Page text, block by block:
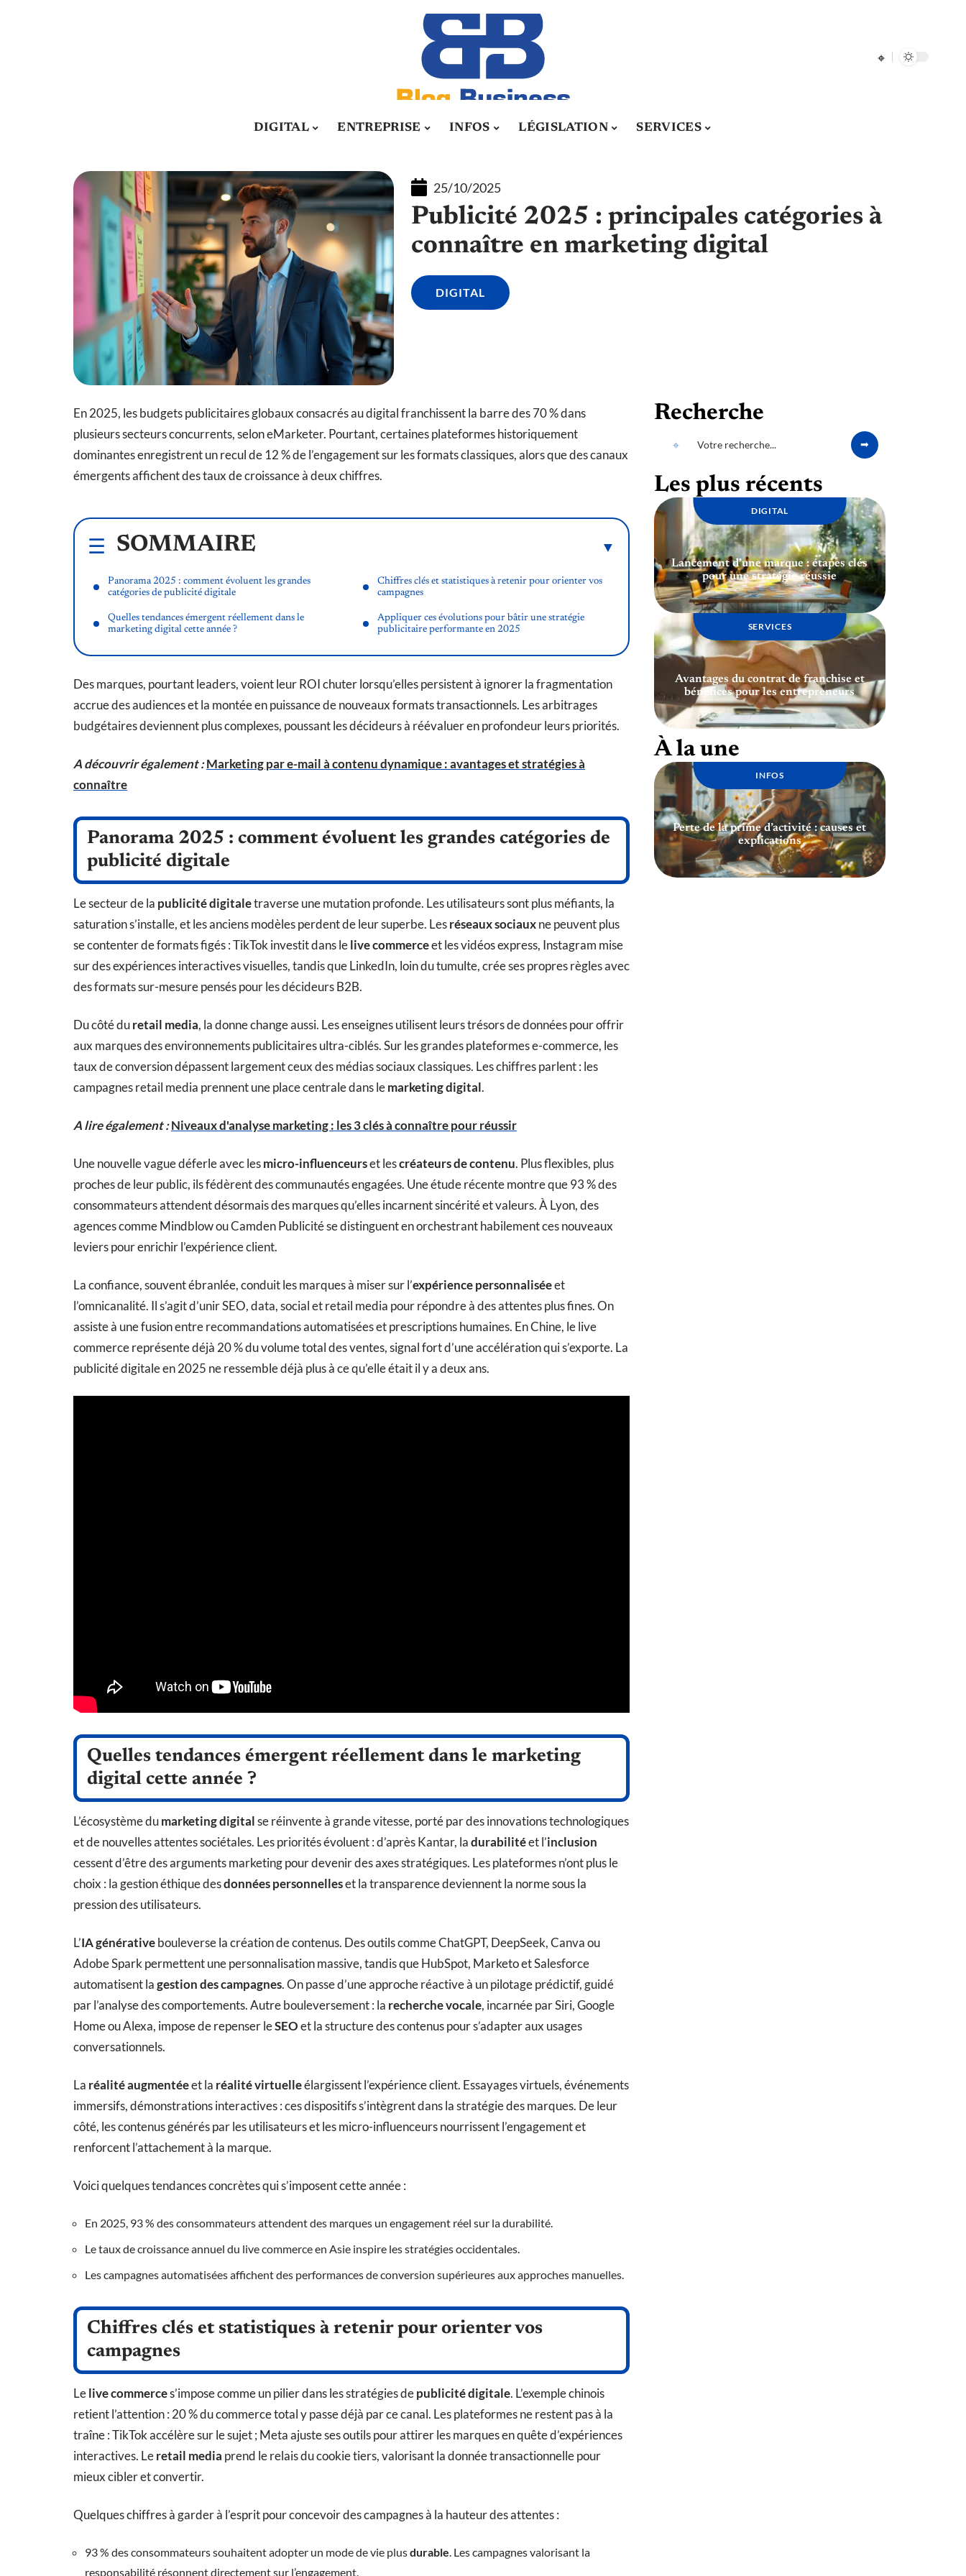
DIGITAL ENTREPRISE INFOS LÉGISLATION SERVICES
25/10/2025
Publicité 2025 : principales catégories à
connaître en marketing digital
DIGITAL
En 2025, les budgets publicitaires globaux consacrés au digital franchissent la barre des 70 % dans
plusieurs secteurs concurrents, selon eMarketer. Pourtant, certaines plateformes historiquement
dominantes enregistrent un recul de 12 % de l’engagement sur les formats classiques, alors que des canaux
émergents affichent des taux de croissance à deux chiffres.
SOMMAIRE
Panorama 2025 : comment évoluent les grandes
catégories de publicité digitale
Quelles tendances émergent réellement dans le
marketing digital cette année ?
Chiffres clés et statistiques à retenir pour orienter vos
campagnes
Appliquer ces évolutions pour bâtir une stratégie
publicitaire performante en 2025
Des marques, pourtant leaders, voient leur ROI chuter lorsqu’elles persistent à ignorer la fragmentation
accrue des audiences et la montée en puissance de nouveaux formats transactionnels. Les arbitrages
budgétaires deviennent plus complexes, poussant les décideurs à réévaluer en profondeur leurs priorités.
A découvrir également :Marketing par e-mail à contenu dynamique : avantages et stratégies à
connaître
Panorama 2025 : comment évoluent les grandes catégories de
publicité digitale
Le secteur de la publicité digitaletraverse une mutation profonde. Les utilisateurs sont plus méfiants, la
saturation s’installe, et les anciens modèles perdent de leur superbe. Lesréseaux sociauxne peuvent plus
se contenter de formats figés : TikTok investit dans lelive commerceet les vidéos express, Instagram mise
sur des expériences interactives visuelles, tandis que LinkedIn, loin du tumulte, crée ses propres règles avec
des formats sur-mesure pensés pour les décideurs B2B.
Du côté duretail media, la donne change aussi. Les enseignes utilisent leurs trésors de données pour offrir
aux marques des environnements publicitaires ultra-ciblés. Sur les grandes plateformes e-commerce, les
taux de conversion dépassent largement ceux des médias sociaux classiques. Les chiffres parlent : les
campagnes retail media prennent une place centrale dans lemarketing digital.
A lire également :Niveaux d'analyse marketing : les 3 clés à connaître pour réussir
Une nouvelle vague déferle avec lesmicro-influenceurset lescréateurs de contenu. Plus flexibles, plus
proches de leur public, ils fédèrent des communautés engagées. Une étude récente montre que 93 % des
consommateurs attendent désormais des marques qu’elles incarnent sincérité et valeurs. À Lyon, des
agences comme Mindblow ou Camden Publicité se distinguent en orchestrant habilement ces nouveaux
leviers pour enrichir l’expérience client.
La confiance, souvent ébranlée, conduit les marques à miser sur l’expérience personnaliséeet
l’omnicanalité. Il s’agit d’unir SEO, data, social et retail media pour répondre à des attentes plus fines. On
assiste à une fusion entre recommandations automatisées et prescriptions humaines. En Chine, le live
commerce représente déjà 20 % du volume total des ventes, signal fort d’une accélération qui s’exporte. La
publicité digitale en 2025 ne ressemble déjà plus à ce qu’elle était il y a deux ans.
Quelles tendances émergent réellement dans le marketing
digital cette année ?
L’écosystème dumarketing digitalse réinvente à grande vitesse, porté par des innovations technologiques
et de nouvelles attentes sociétales. Les priorités évoluent : d’après Kantar, ladurabilitéet l’inclusion
cessent d’être des arguments marketing pour devenir des axes stratégiques. Les plateformes n’ont plus le
choix : la gestion éthique desdonnées personnelleset la transparence deviennent la norme sous la
pression des utilisateurs.
L’IA générativebouleverse la création de contenus. Des outils comme ChatGPT, DeepSeek, Canva ou
Adobe Spark permettent une personnalisation massive, tandis que HubSpot, Marketo et Salesforce
automatisent lagestion des campagnes. On passe d’une approche réactive à un pilotage prédictif, guidé
par l’analyse des comportements. Autre bouleversement : la recherche vocale, incarnée par Siri, Google
Home ou Alexa, impose de repenser leSEOet la structure des contenus pour s’adapter aux usages
conversationnels.
La réalité augmentéeet la réalité virtuelleélargissent l’expérience client. Essayages virtuels, événements
immersifs, démonstrations interactives : ces dispositifs s’intègrent dans la stratégie des marques. De leur
côté, les contenus générés par les utilisateurs et les micro-influenceurs nourrissent l’engagement et
renforcent l’attachement à la marque.
Voici quelques tendances concrètes qui s’imposent cette année :
En 2025, 93 % des consommateurs attendent des marques un engagement réel sur la durabilité.
Le taux de croissance annuel du live commerce en Asie inspire les stratégies occidentales.
Les campagnes automatisées affichent des performances de conversion supérieures aux approches manuelles.
Chiffres clés et statistiques à retenir pour orienter vos
campagnes
Lelive commerces’impose comme un pilier dans les stratégies depublicité digitale. L’exemple chinois
retient l’attention : 20 % du commerce total y passe déjà par ce canal. Les plateformes ne restent pas à la
traîne : TikTok accélère sur le sujet ; Meta ajuste ses outils pour attirer les marques en quête d’expériences
interactives. Leretail media prend le relais du cookie tiers, valorisant la donnée transactionnelle pour
mieux cibler et convertir.
Quelques chiffres à garder à l’esprit pour concevoir des campagnes à la hauteur des attentes :
93 % des consommateurs souhaitent adopter un mode de vie plusdurable. Les campagnes valorisant la
responsabilité résonnent directement sur l’engagement.
Recherche
Les plus récents
DIGITAL
Lancement d’une marque : étapes clés
pour une stratégie réussie
SERVICES
Avantages du contrat de franchise et
bénéfices pour les entrepreneurs
À la une
INFOS
Perte de la prime d’activité : causes et
explications